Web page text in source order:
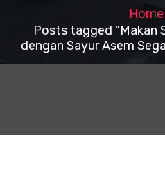
Home
Posts tagged "Makan
dengan Sayur Asem